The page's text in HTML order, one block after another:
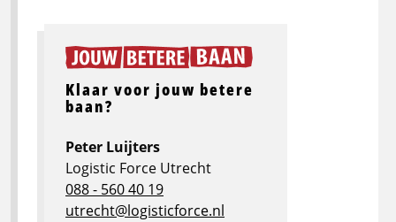
Klaar voor jouw betere
baan?
Peter Luijters
Logistic Force Utrecht
088 - 560 40 19
utrecht@logisticforce.nl